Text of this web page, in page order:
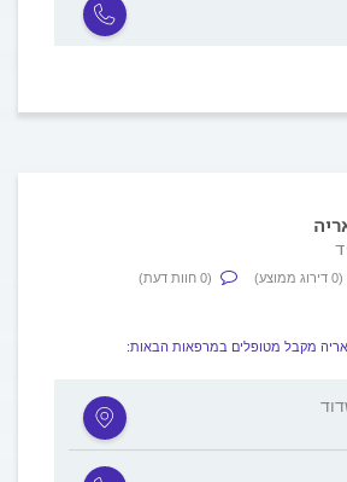
(0 דירוג ממוצע) (0 חוות דעת)
אריה מקבל מטופלים במרפאות הבאות: